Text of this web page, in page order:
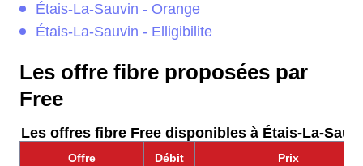
Étais-La-Sauvin - Orange
Étais-La-Sauvin - Elligibilite
Les offre fibre proposées par
Free
Les offres fibre Free disponibles à Étais-La-
Offre Débit Prix